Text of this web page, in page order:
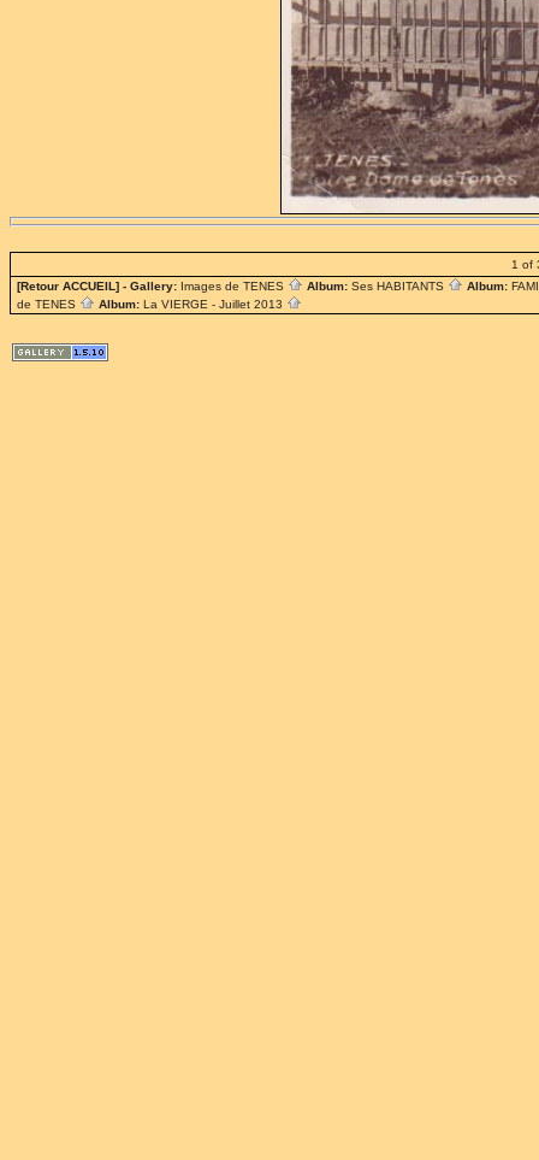
1 of
[Retour ACCUEIL] - Gallery: Images de TENES Album: Ses HABITANTS Album:
de TENES
Album: La VIERGE - Juillet 2013